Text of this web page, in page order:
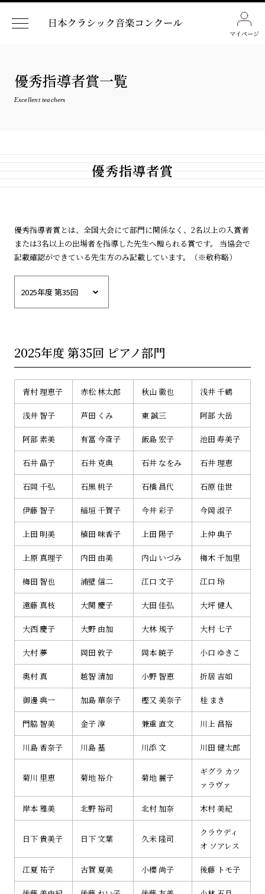
マイページ
優秀指導者賞一覧
Excellent teachers
優秀指導者賞
優秀指導者賞とは、全国大会にて部門に関係なく、2名以上の入賞者
または3名以上の出場者を指導した先生へ贈られる賞です。 当協会で
記載確認ができている先生方のみ記載しています。（※敬称略）
2025年度 第35回 ピアノ部門
青村 理恵子 赤松 林太郎 秋山 徹也 浅井 千鶴
浅井 智子 芦田 くみ 東 誠三 阿部 大岳
阿部 素美 有冨 今斎子 飯島 宏子 池田 寿美子
石井 晶子 石井 克典 石井 なをみ 石井 理恵
石岡 千弘 石黒 桃子 石橋 昌代 石原 佳世
伊藤 智子 稲垣 千賀子 今井 彩子 今岡 淑子
上田 明美 植田 味香子 上田 陽子 上仲 典子
上原 真理子 内田 由美 内山 いづみ 梅木 千加里
梅田 智也 浦壁 信二 江口 文子 江口 玲
遠藤 真枝 大関 慶子 大田 佳弘 大坪 健人
大西 慶子 大野 由加 大林 規子 大村 七子
大村 夢 岡田 敦子 岡本 暁子 小口 ゆきこ
奥村 真 越智 清加 小野 智恵 折居 吉如
御邊 典一 加島 華奈子 樫又 美奈子 桂 まき
門脇 智美 金子 淳 兼重 直文 川上 昌裕
川島 香奈子 川島 基 川添 文 川田 健太郎
菊川 里恵 菊地 裕介 菊地 麗子
ギグラ カツ
ァラヴァ
岸本 雅美 北野 裕司 北村 加奈 木村 美紀
日下 貴美子 日下 文葉 久米 隆司
クラウディ
オ ソアレス
江夏 祐子 古賀 夏美 小櫻 尚子 後藤 トモ子